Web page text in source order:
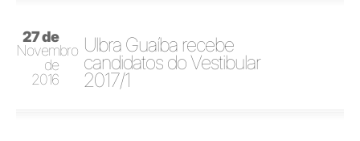
27 de
Novembro
de
2016
Ulbra Guaíba recebe
candidatos do Vestibular
2017/1